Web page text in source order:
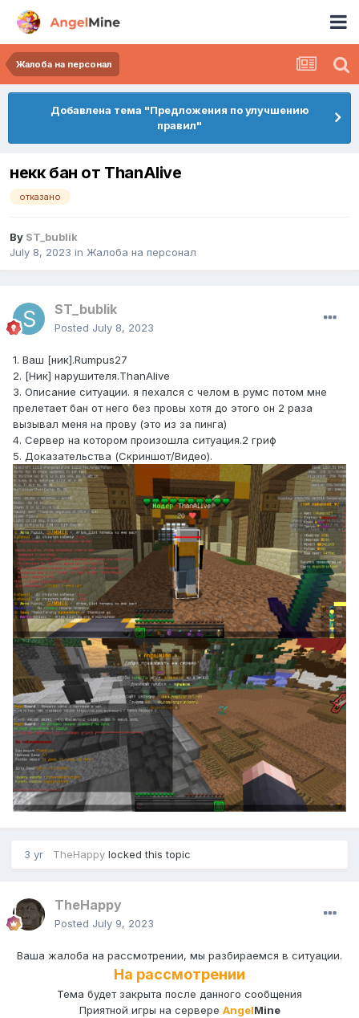
Жалоба на персонал
Добавлена тема "Предложения по улучшению
правил"
некк бан от ThanAlive
отказано
By ST_bublik
July 8, 2023 in Жалоба на персонал
ST_bublik
Posted July 8, 2023
1. Ваш [ник].Rumpus27
2. [Ник] нарушителя.ThanAlive
3. Описание ситуации. я пехался с челом в румс потом мне
прелетает бан от него без провы хотя до этого он 2 раза
вызывал меня на прову (это из за пинга)
4. Сервер на котором произошла ситуация.2 гриф
5. Доказательства (Скриншот/Видео).
3 yr TheHappy locked this topic
TheHappy
Posted July 9, 2023
Ваша жалоба на рассмотрении, мы разбираемся в ситуации.
На рассмотрении
Тема будет закрыта после данного сообщения
Приятной игры на сервере AngelMine